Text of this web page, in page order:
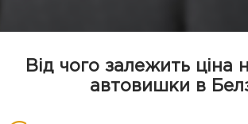
Від чого залежить ціна
автовишки в